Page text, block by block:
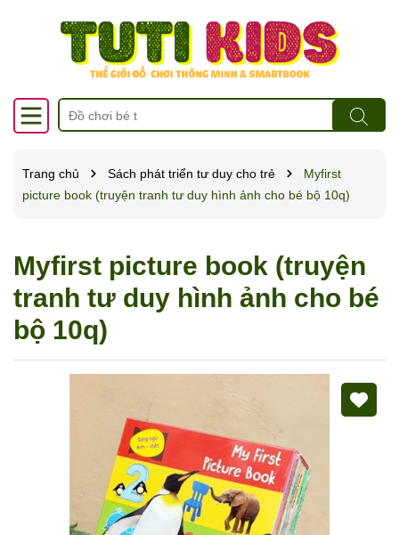
Trang chủ Sách phát triển tư duy cho trẻ
Myfirst
picture book (truyện tranh tư duy hình ảnh cho bé bộ 10q)
Myfirst picture book (truyện
tranh tư duy hình ảnh cho bé
bộ 10q)
Mã giảm giá:
Ngày hết hạn: